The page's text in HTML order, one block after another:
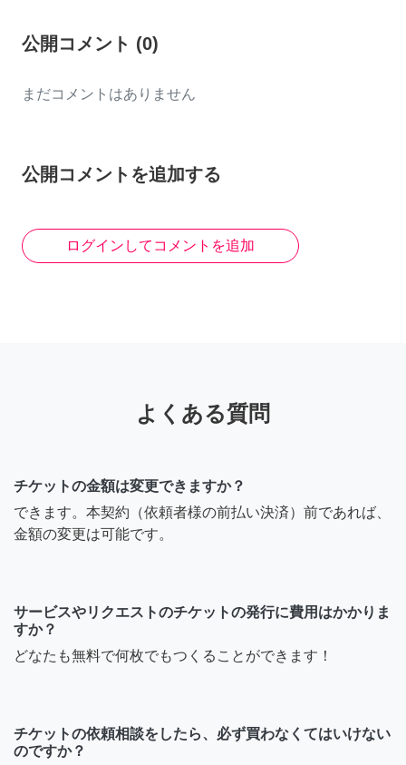
公開コメント (0)
まだコメントはありません
公開コメントを追加する
ログインしてコメントを追加
よくある質問
チケットの金額は変更できますか？
できます。本契約（依頼者様の前払い決済）前であれば、
金額の変更は可能です。
サービスやリクエストのチケットの発行に費用はかかりま
すか？
どなたも無料で何枚でもつくることができます！
チケットの依頼相談をしたら、必ず買わなくてはいけない
のですか？